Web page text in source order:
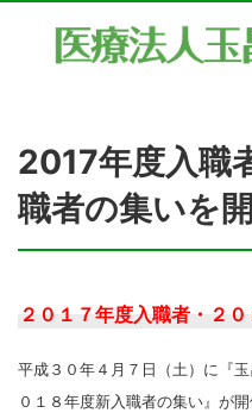
2017年度入職
職者の集いを
２０１７年度入職者・２
平成３０年４月７日（土）に『
０１８年度新入職者の集い』が開